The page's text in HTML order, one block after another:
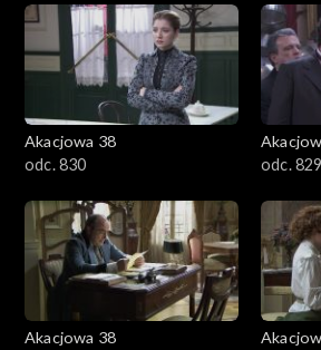
Akacjowa 38
odc. 830
odc. 829
Akacjowa 38